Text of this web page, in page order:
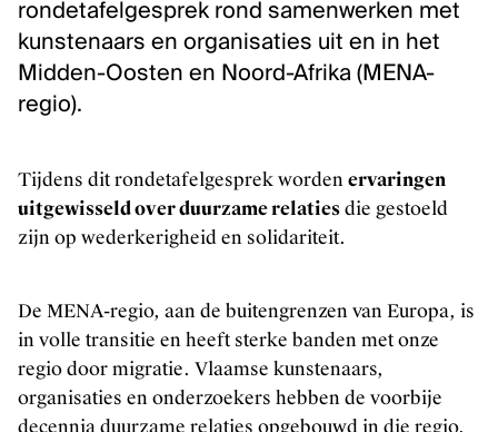
Facebook
Vimeo
rondetafelgesprek rond samenwerken met
kunstenaars en organisaties uit en in het
Midden-Oosten en Noord-Afrika (MENA-
regio).
Tijdens dit rondetafelgesprek wordenervaringen
uitgewisseld over duurzame relatiesdie gestoeld
zijn op wederkerigheid en solidariteit.
De MENA-regio, aan de buitengrenzen van Europa, is
in volle transitie en heeft sterke banden met onze
regio door migratie. Vlaamse kunstenaars,
organisaties en onderzoekers hebben de voorbije